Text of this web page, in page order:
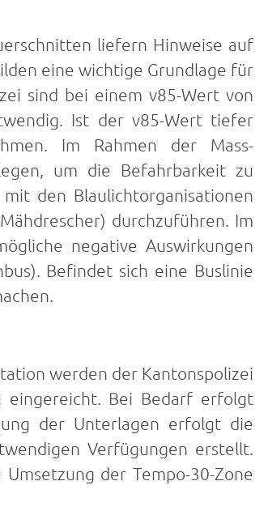
liefern Hinweise auf
eine wichtige Grundlage für
sind bei einem v85-Wert von
Ist der v85-Wert tiefer
Im Rahmen der Mass­
um die Befahrbarkeit zu
den Blaulichtorganisationen
durchzuführen. Im
negative Auswirkungen
Befindet sich eine Buslinie
werden der Kantonspolizei
eingereicht. Bei Bedarf erfolgt
der Unterlagen erfolgt die
Verfügungen erstellt.
der Tempo-30-Zone